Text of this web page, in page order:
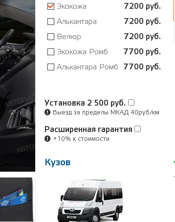
Экокожа 7200 руб.
Алькантара 7200 руб.
Велюр 7200 руб.
Экокожа Ромб 7700 руб.
Алькантара Ромб 7700 руб.
Установка 2 500 руб.
Выезд за пределы МКАД 40руб/км
Расширенная гарантия
+10% к стоимости
Кузов